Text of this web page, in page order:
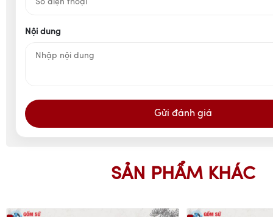
Nội dung
Gửi đánh giá
SẢN PHẨM KHÁC